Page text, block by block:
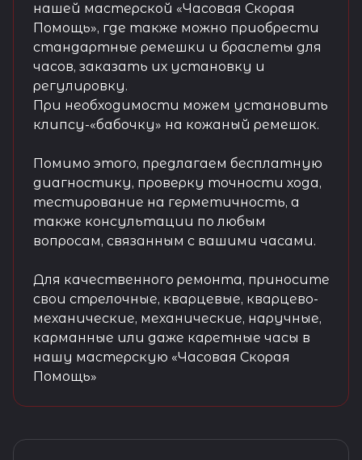
нашей мастерской «Часовая Скорая
Помощь», где также можно приобрести
стандартные ремешки и браслеты для
часов, заказать их установку и
регулировку.
При необходимости можем установить
клипсу-«бабочку» на кожаный ремешок.
Помимо этого, предлагаем бесплатную
диагностику, проверку точности хода,
тестирование на герметичность, а
также консультации по любым
вопросам, связанным с вашими часами.
Для качественного ремонта, приносите
свои стрелочные, кварцевые, кварцево-
механические, механические, наручные,
карманные или даже каретные часы в
нашу мастерскую «Часовая Скорая
Помощь»